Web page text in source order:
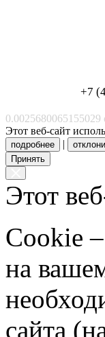
+7
0.0025680065155029
Этот веб-сайт
подробнее |
Принять
Этот
Cookie
на
сайта